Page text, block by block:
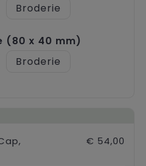
Broderie
(80 x 40 mm)
Broderie
€ 54,00